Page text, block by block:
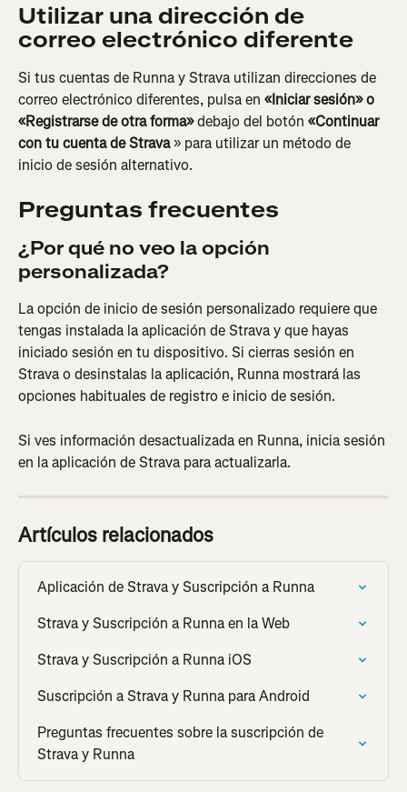
Utilizar una dirección de
correo electrónico diferente
Si tus cuentas de Runna y Strava utilizan direcciones de
correo electrónico diferentes, pulsa en «Iniciar sesión» o
«Registrarse de otra forma» debajo del botón «Continuar
con tu cuenta de Strava » para utilizar un método de
inicio de sesión alternativo.
Preguntas frecuentes
¿Por qué no veo la opción
personalizada?
La opción de inicio de sesión personalizado requiere que
tengas instalada la aplicación de Strava y que hayas
iniciado sesión en tu dispositivo. Si cierras sesión en
Strava o desinstalas la aplicación, Runna mostrará las
opciones habituales de registro e inicio de sesión.
Si ves información desactualizada en Runna, inicia sesión
en la aplicación de Strava para actualizarla.
Artículos relacionados
Aplicación de Strava y Suscripción a Runna
Strava y Suscripción a Runna en la Web
Strava y Suscripción a Runna iOS
Suscripción a Strava y Runna para Android
Preguntas frecuentes sobre la suscripción de
Strava y Runna